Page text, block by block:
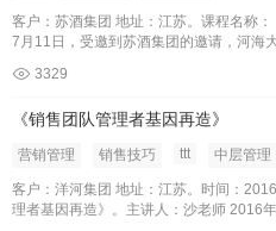
客户：苏酒集团 地址：江苏。课程名称
7月11日，受邀到苏酒集团的邀请，河海
指导师沙健老师为洋河中高层领导进行了
3329
《销售团队管理者基因再造》
营销管理 销售技巧 ttt 中层管理
客户：洋河集团 地址：江苏。时间：
理者基因再造》。主讲人：沙老师 2016